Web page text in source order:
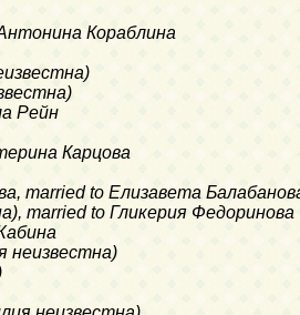
Кораблина
Рейн
Карцова
married to Елизавета
married to Гликерия Федоринова
неизвестна)